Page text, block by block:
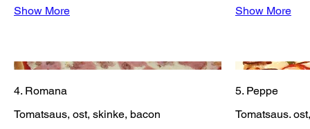
Show More
Show More
4. Romana
Tomatsaus, ost, skinke, bacon
5. Peppe
Tomatsaus.